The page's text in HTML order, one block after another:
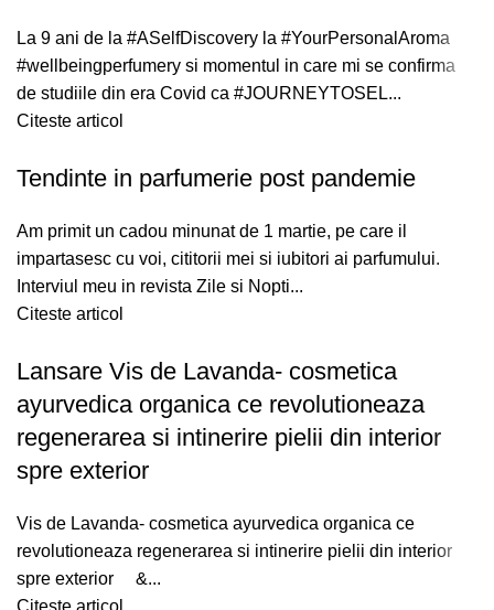
La 9 ani de la #ASelfDiscovery la #YourPersonalAroma
#wellbeingperfumery si momentul in care mi se confirma
de studiile din era Covid ca #JOURNEYTOSEL...
Citeste articol
Tendinte in parfumerie post pandemie
Am primit un cadou minunat de 1 martie, pe care il
impartasesc cu voi, cititorii mei si iubitori ai parfumului.
Interviul meu in revista Zile si Nopti...
Citeste articol
Lansare Vis de Lavanda- cosmetica
ayurvedica organica ce revolutioneaza
regenerarea si intinerire pielii din interior
spre exterior
Vis de Lavanda- cosmetica ayurvedica organica ce
revolutioneaza regenerarea si intinerire pielii din interior
spre exterior &...
Citeste articol